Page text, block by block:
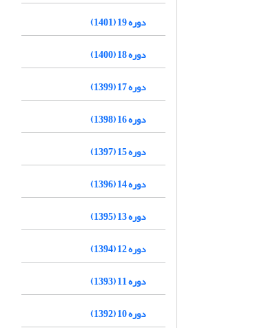
دوره 19 (1401)
دوره 18 (1400)
دوره 17 (1399)
دوره 16 (1398)
دوره 15 (1397)
دوره 14 (1396)
دوره 13 (1395)
دوره 12 (1394)
دوره 11 (1393)
دوره 10 (1392)